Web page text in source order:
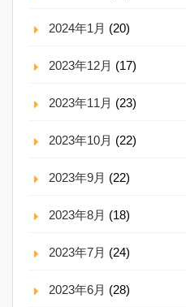
2024年1月 (20)
2023年12月 (17)
2023年11月 (23)
2023年10月 (22)
2023年9月 (22)
2023年8月 (18)
2023年7月 (24)
2023年6月 (28)